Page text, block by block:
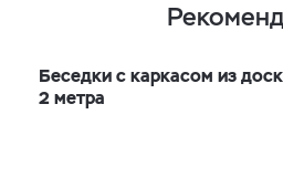
Беседки с каркасом из
2 метра